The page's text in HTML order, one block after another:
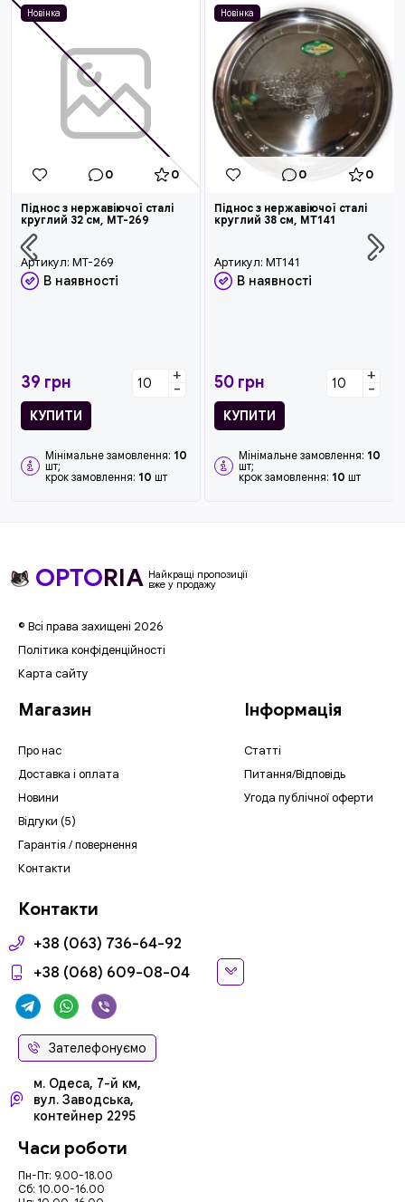
Новінка
0 0
Піднос з нержавіючої сталі
круглий 32 см, MT-269
Артикул: MT-269
В наявності
39 грн +
-
КУПИТИ
Мінімальне замовлення: 10
шт;
крок замовлення: 10 шт
Новінка
0 0
Піднос з нержавіючої сталі
круглий 38 см, MT141
Артикул: MT141
В наявності
50 грн +
-
КУПИТИ
Мінімальне замовлення: 10
шт;
крок замовлення: 10 шт
OPTORIA Найкращі пропозиції
вже у продажу
© Всі права захищені 2026
Політика конфіденційності
Карта сайту
Магазин
Про нас
Доставка і оплата
Новини
Відгуки (5)
Гарантія / повернення
Контакти
Інформація
Статті
Питання/Відповідь
Угода публічної оферти
Контакти
+38 (063) 736-64-92
+38 (068) 609-08-04
Зателефонуємо
м. Одеса, 7-й км,
вул. Заводська,
контейнер 2295
Часи роботи
Пн-Пт: 9.00-18.00
Сб: 10.00-16.00